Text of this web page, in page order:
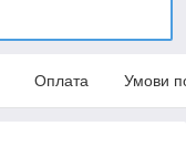
Оплата Умови